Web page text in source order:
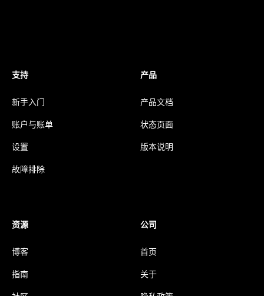
支持
新手入门
账户与账单
设置
故障排除
产品
产品文档
状态页面
版本说明
资源
博客
指南
公司
首页
关于